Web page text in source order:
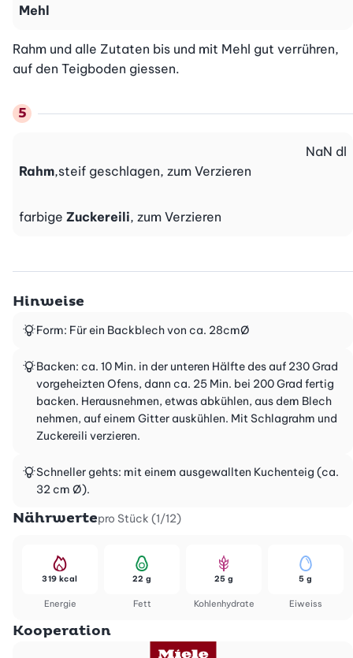
Mehl
Rahm und alle Zutaten bis und mit Mehl gut verrühren,
auf den Teigboden giessen.
Rahm,steif geschlagen, zum Verzieren
NaN dl
farbige Zuckereili, zum Verzieren
Hinweise
Form: Für ein Backblech von ca. 28cmØ
Backen: ca. 10 Min. in der unteren Hälfte des auf 230 Grad
vorgeheizten Ofens, dann ca. 25 Min. bei 200 Grad fertig
backen. Herausnehmen, etwas abkühlen, aus dem Blech
nehmen, auf einem Gitter auskühlen. Mit Schlagrahm und
Zuckereili verzieren.
Schneller gehts: mit einem ausgewallten Kuchenteig (ca.
32 cm Ø).
Nährwertepro Stück (1/12)
Energie
319 kcal
Fett
22 g
Kohlenhydrate
25 g
Eiweiss
5 g
Kooperation